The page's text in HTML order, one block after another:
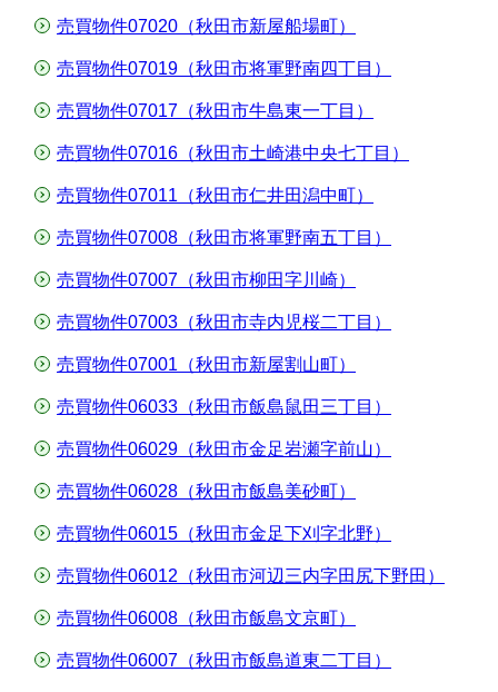
売買物件07020（秋田市新屋船場町）
売買物件07019（秋田市将軍野南四丁目）
売買物件07017（秋田市牛島東一丁目）
売買物件07016（秋田市土崎港中央七丁目）
売買物件07011（秋田市仁井田潟中町）
売買物件07008（秋田市将軍野南五丁目）
売買物件07007（秋田市柳田字川崎）
売買物件07003（秋田市寺内児桜二丁目）
売買物件07001（秋田市新屋割山町）
売買物件06033（秋田市飯島鼠田三丁目）
売買物件06029（秋田市金足岩瀬字前山）
売買物件06028（秋田市飯島美砂町）
売買物件06015（秋田市金足下刈字北野）
売買物件06012（秋田市河辺三内字田尻下野田）
売買物件06008（秋田市飯島文京町）
売買物件06007（秋田市飯島道東二丁目）